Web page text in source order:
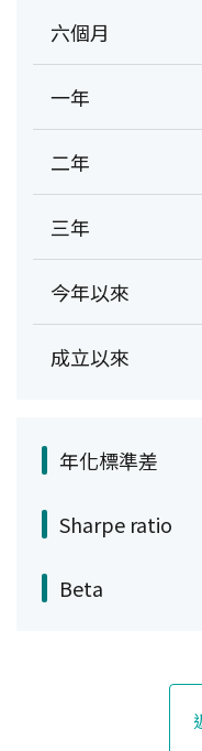
六個月
一年
二年
三年
今年以來
成立以來
年化標準差
Sharpe ratio
Beta